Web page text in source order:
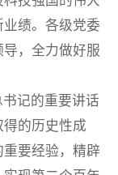
绩。各级党委
，全力做好服
记的重要讲话
的历史性成
要经验，精辟